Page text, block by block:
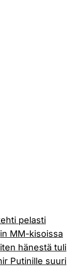
pelasti
MM-kisoissa
hänestä tuli
Putinille suuri